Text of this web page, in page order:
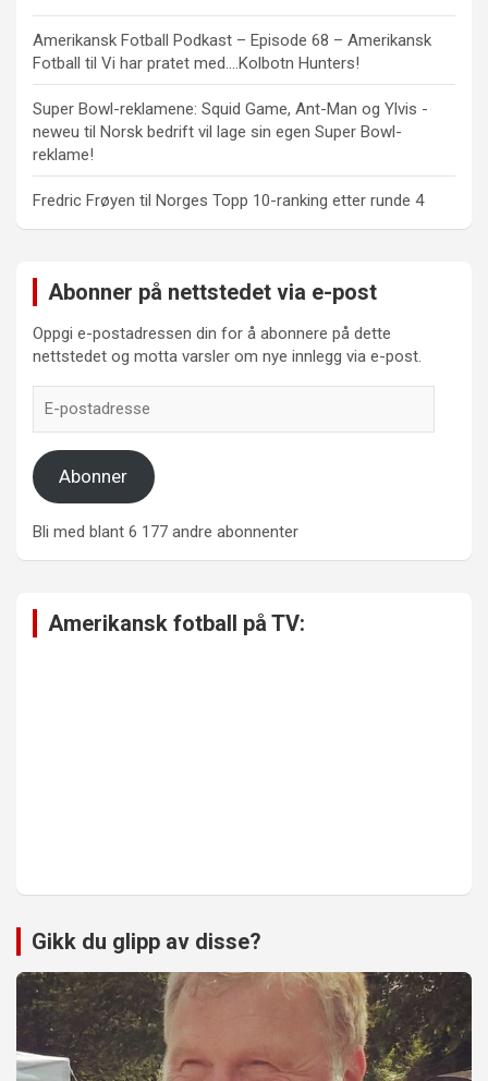
Amerikansk Fotball Podkast – Episode 68 – Amerikansk
Fotball til Vi har pratet med….Kolbotn Hunters!
Super Bowl-reklamene: Squid Game, Ant-Man og Ylvis -
neweu til Norsk bedrift vil lage sin egen Super Bowl-
reklame!
Fredric Frøyen til Norges Topp 10-ranking etter runde 4
Abonner på nettstedet via e-post
Oppgi e-postadressen din for å abonnere på dette
nettstedet og motta varsler om nye innlegg via e-post.
postadresse
Abonner
Bli med blant 6 177 andre abonnenter
Amerikansk fotball på TV:
Gikk du glipp av disse?